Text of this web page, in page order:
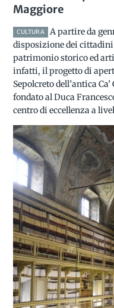
Maggiore
CULTURA
A partire da
disposizione dei
patrimonio storico ed
infatti, il progetto di
Sepolcreto dell’antica
fondato al Duca
centro di eccellenza a